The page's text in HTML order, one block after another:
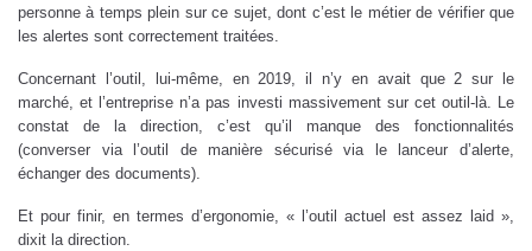
personne à temps plein sur ce sujet, dont c’est le métier de vérifier que
les alertes sont correctement traitées.
Concernant l’outil, lui-même, en 2019, il n’y en avait que 2 sur le
marché, et l’entreprise n’a pas investi massivement sur cet outil-là. Le
constat de la direction, c’est qu’il manque des fonctionnalités
(converser via l’outil de manière sécurisé via le lanceur d’alerte,
échanger des documents).
Et pour finir, en termes d’ergonomie, « l’outil actuel est assez laid »,
dixit la direction.